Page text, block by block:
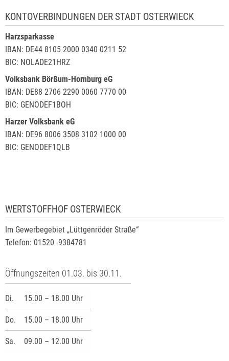
KONTOVERBINDUNGEN DER STADT OSTERWIECK
Harzsparkasse
IBAN: DE44 8105 2000 0340 0211 52
BIC: NOLADE21HRZ
Volksbank Börßum-Hornburg eG
IBAN: DE88 2706 2290 0060 7770 00
BIC: GENODEF1BOH
Harzer Volksbank eG
IBAN: DE96 8006 3508 3102 1000 00
BIC: GENODEF1QLB
WERTSTOFFHOF OSTERWIECK
Im Gewerbegebiet „Lüttgenröder Straße“
Telefon: 01520 -9384781
Öffnungszeiten 01.03. bis 30.11.
Di. 15.00 – 18.00 Uhr
Do. 15.00 – 18.00 Uhr
Sa. 09.00 – 12.00 Uhr